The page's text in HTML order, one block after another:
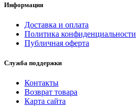
Информация
Доставка и оплата
Политика конфиденциальности
Публичная оферта
Служба поддержки
Контакты
Возврат товара
Карта сайта